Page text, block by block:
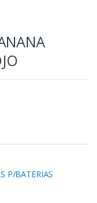
P/BATERIAS